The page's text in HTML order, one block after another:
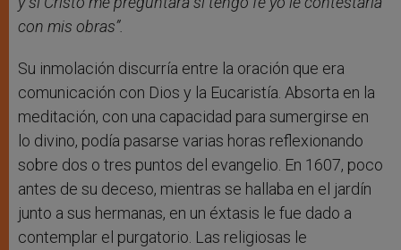
con mis obras”.
Su inmolación discurría entre la oración que era
comunicación con Dios y la Eucaristía. Absorta en la
meditación, con una capacidad para sumergirse en
lo divino, podía pasarse varias horas reflexionando
sobre dos o tres puntos del evangelio. En 1607, poco
antes de su deceso, mientras se hallaba en el jardín
junto a sus hermanas, en un éxtasis le fue dado a
contemplar el purgatorio. Las religiosas le